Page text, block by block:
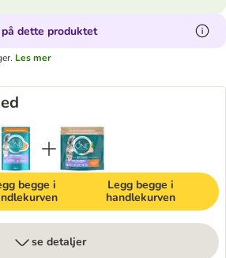
dette produktet
Les mer
begge i
Legg begge i
handlekurven
se detaljer